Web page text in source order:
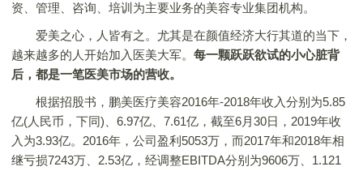
资、管理、咨询、培训为主要业务的美容专业集团机构。
爱美之心，人皆有之。尤其是在颜值经济大行其道的当下，
越来越多的人开始加入医美大军。 每一颗跃跃欲试的小心脏背
后，都是一笔医美市场的营收。
根据招股书，鹏美医疗美容2016年-2018年收入分别为5.85
亿(人民币，下同)、6.97亿、7.61亿，截至6月30日，2019年收
入为3.93亿。2016年，公司盈利5053万，而2017年和2018年相
继亏损7243万、2.53亿，经调整EBITDA分别为9606万、1.121